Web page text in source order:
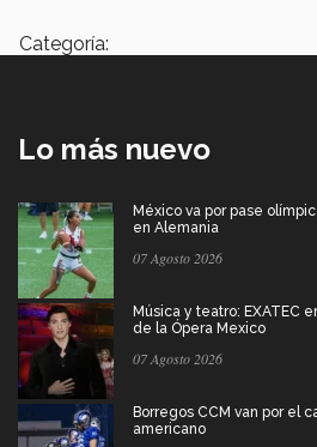
Categoría:
Lo más nuevo
México va por pase
en Alemania
07 Agosto 2026
Música y teatro: EXATEC
de la Ópera Mexico
07 Agosto 2026
Borregos CCM van por el
americano